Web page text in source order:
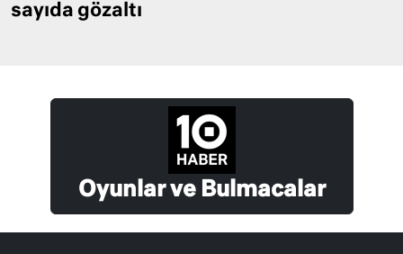
sayıda gözaltı
Oyunlar ve Bulmacalar